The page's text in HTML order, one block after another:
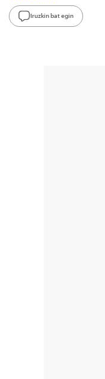
Iruzkin bat egin